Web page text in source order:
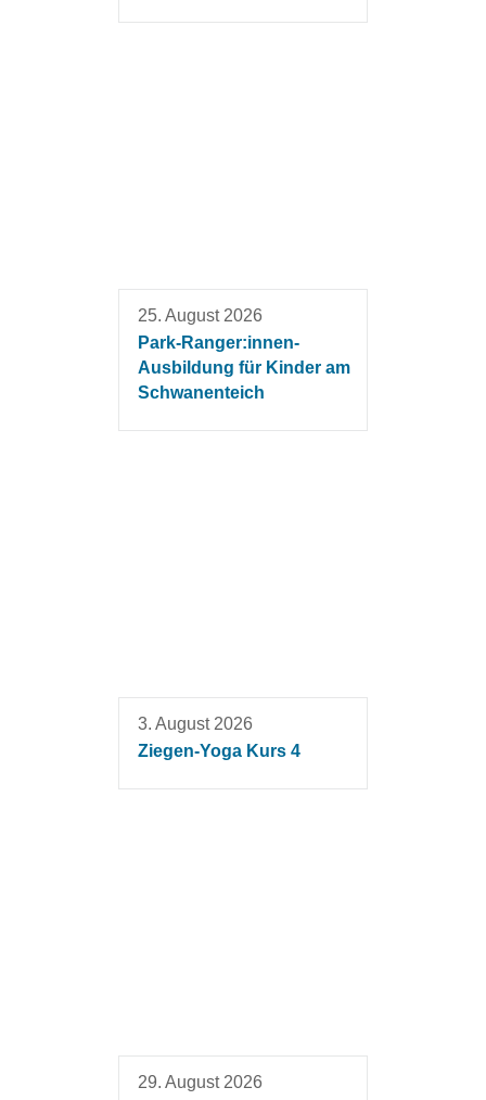
25. August 2026
Park-Ranger:innen-
Ausbildung für Kinder am
Schwanenteich
3. August 2026
Ziegen-Yoga Kurs 4
29. August 2026